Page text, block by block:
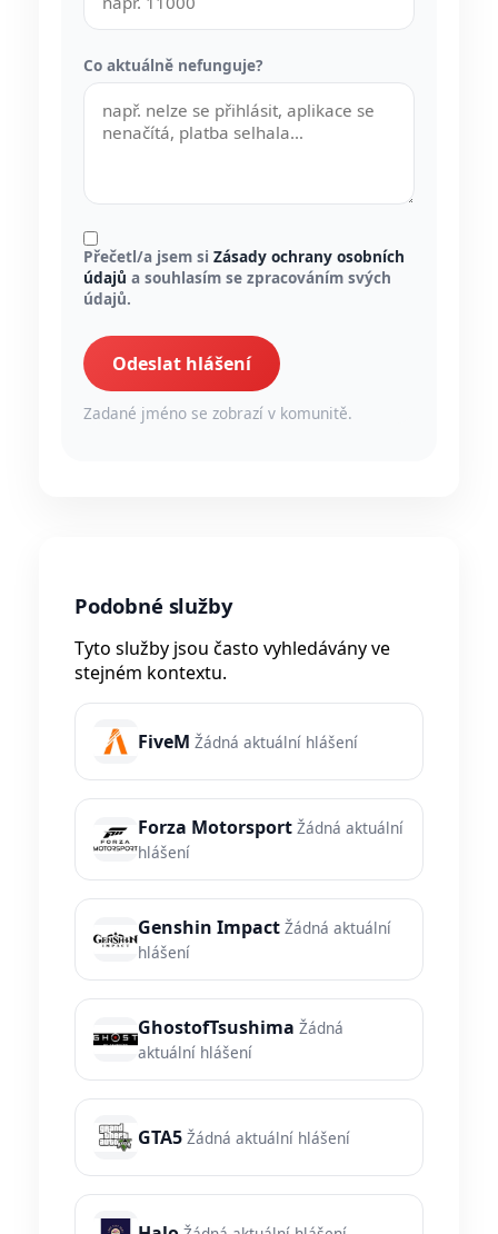
Co aktuálně nefunguje?
Přečetl/a jsem si Zásady ochrany osobních
údajů a souhlasím se zpracováním svých
údajů.
Odeslat hlášení
Zadané jméno se zobrazí v komunitě.
Podobné služby
Tyto služby jsou často vyhledávány ve
stejném kontextu.
FiveM Žádná aktuální hlášení
Forza Motorsport Žádná aktuální
hlášení
Genshin Impact Žádná aktuální
hlášení
GhostofTsushima Žádná
aktuální hlášení
GTA5 Žádná aktuální hlášení